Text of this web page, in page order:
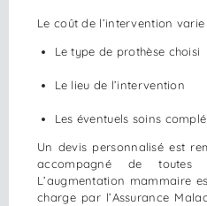
Le coût de l’intervention varie
Le type de prothèse choisi
Le lieu de l’intervention
Les éventuels soins
Un devis personnalisé est
accompagné de toutes
L’augmentation mammaire
charge par l’Assurance